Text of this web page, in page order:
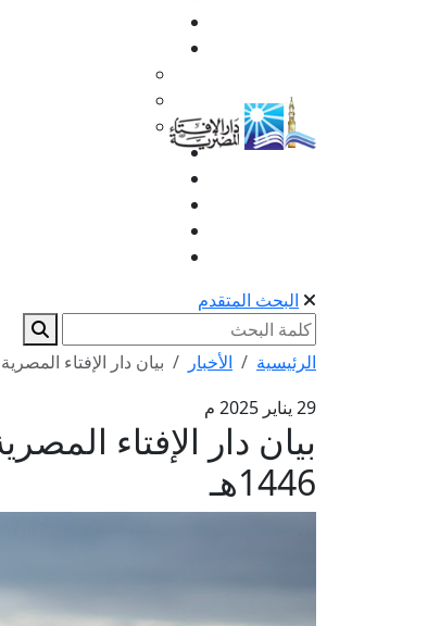
البحث المتقدم
الرئيسية الأخبار
بيان دار الإفتاء
29 يناير 2025 م
بيان دار الإفتاء
1446هـ